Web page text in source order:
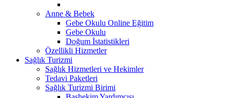
Anne & Bebek
Gebe Okulu Online Eğitim
Gebe Okulu
Doğum İstatistikleri
Özellikli Hizmetler
Sağlık Turizmi
Sağlık Hizmetleri ve Hekimler
Tedavi Paketleri
Sağlık Turizmi Birimi